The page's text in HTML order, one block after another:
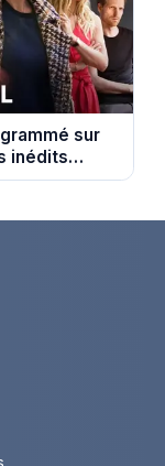
sur
inédits